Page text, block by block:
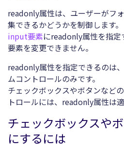
readonly属性は、ユーザーがフ
集できるかどうかを制御します。
input要素にreadonly属性を指定
要素を変更できません。
readonly属性を指定できるのは
ムコントロールのみです。
チェックボックスやボタンなど
トロールには、readonly属性は
チェックボックスや
にするには